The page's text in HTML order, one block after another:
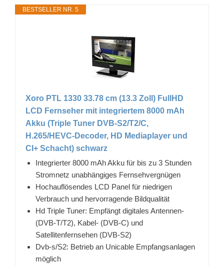
BESTSELLER NR. 5
Xoro PTL 1330 33.78 cm (13.3 Zoll) FullHD
LCD Fernseher mit integriertem 8000 mAh
Akku (Triple Tuner DVB-S2/T2/C,
H.265/HEVC-Decoder, HD Mediaplayer und
CI+ Schacht) schwarz
Integrierter 8000 mAh Akku für bis zu 3 Stunden
Stromnetz unabhängiges Fernsehvergnügen
Hochauflösendes LCD Panel für niedrigen
Verbrauch und hervorragende Bildqualität
Hd Triple Tuner: Empfängt digitales Antennen-
(DVB-T/T2), Kabel- (DVB-C) und
Satellitenfernsehen (DVB-S2)
Dvb-s/S2: Betrieb an Unicable Empfangsanlagen
möglich